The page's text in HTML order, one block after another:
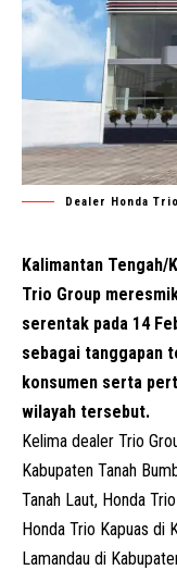
Dealer Honda
Kalimantan Tengah/
Trio Group
serentak pada 14
sebagai tanggapan
konsumen serta
wilayah tersebut.
Kelima dealer Trio
Kabupaten Tanah
Tanah Laut, Honda
Honda Trio Kapuas di
Lamandau di